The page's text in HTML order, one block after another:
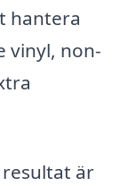
hantera
vinyl, non-
är